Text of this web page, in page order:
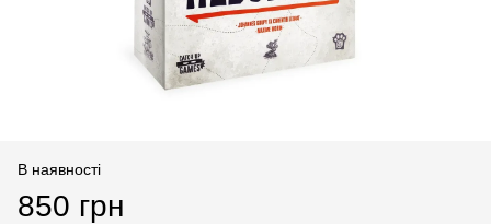
В наявності
850 грн